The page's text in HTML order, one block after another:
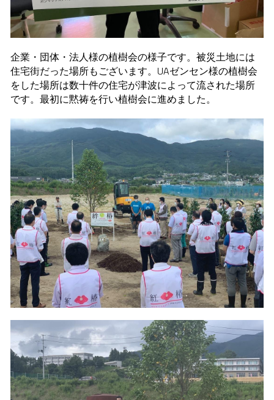
企業・団体・法人様の植樹会の様子です。被災土地には
住宅街だった場所もございます。UAゼンセン様の植樹会
をした場所は数十件の住宅が津波によって流された場所
です。最初に黙祷を行い植樹会に進めました。